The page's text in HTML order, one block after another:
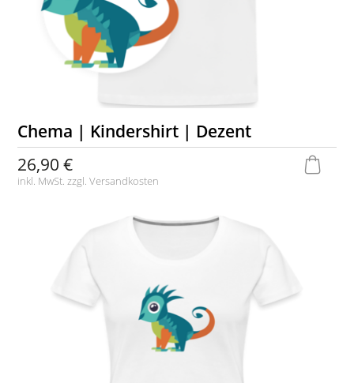
Chema | Kindershirt | Dezent
26,90 €
inkl. MwSt. zzgl.Versandkosten